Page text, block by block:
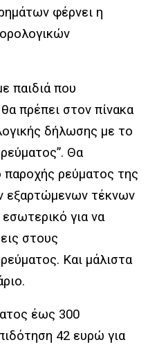
φέρνει η
παιδιά που
πρέπει στον πίνακα
δήλωσης με το
Θα
ρεύματος της
εξαρτώμενων τέκνων
για να
στους
Και μάλιστα
έως 300
42 ευρώ για